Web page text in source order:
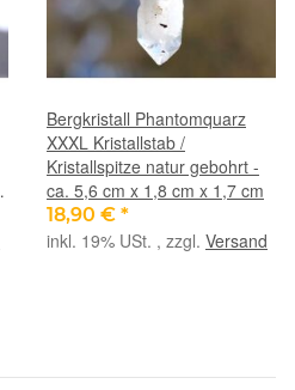
Bergkristall Phantomquarz
XXXL Kristallstab /
Kristallspitze natur gebohrt -
ca. 5,6 cm x 1,8 cm x 1,7 cm
18,90 € *
inkl. 19% USt. , zzgl. Versand